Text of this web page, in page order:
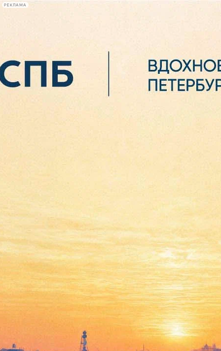
РЕКЛАМА
Сегодня:
2026.08.06
02:52